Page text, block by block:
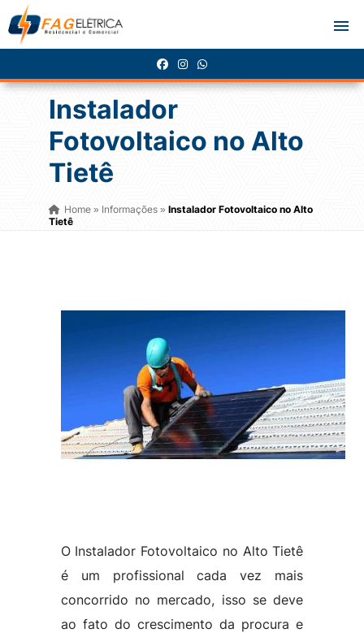
Instalador
Fotovoltaico no Alto
Tietê
Home» Informações » Instalador Fotovoltaico no Alto
Tietê
O Instalador Fotovoltaico no Alto Tietê
é um profissional cada vez mais
concorrido no mercado, isso se deve
ao fato do crescimento da procura e